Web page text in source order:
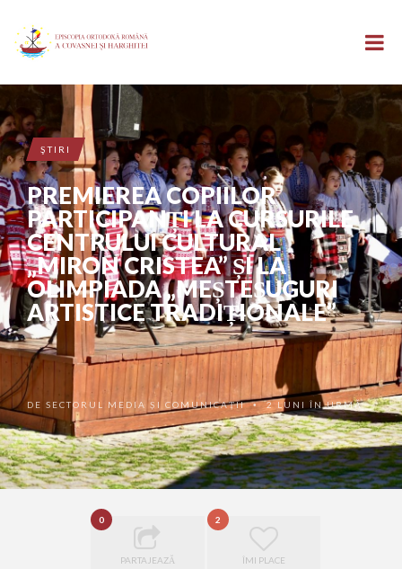
ŞTIRI
PREMIEREA COPIILOR
PARTICIPANȚI LA CURSURILE
CENTRULUI CULTURAL
„MIRON CRISTEA” ȘI LA
OLIMPIADA „MEȘTEȘUGURI
ARTISTICE TRADIȚIONALE”
DE SECTORUL MEDIA ȘI COMUNICAȚII •2 LUNI ÎN URMĂ
0
PARTAJEAZĂ
2
ÎMI PLACE